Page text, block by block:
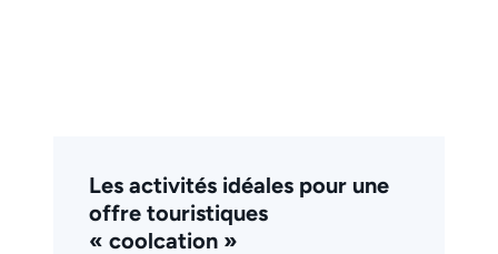
Les activités idéales pour une
offre touristiques
« coolcation »